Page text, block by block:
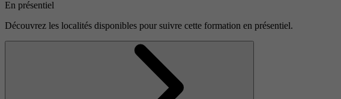
En présentiel
Découvrez les localités disponibles pour suivre cette formation en présentiel.